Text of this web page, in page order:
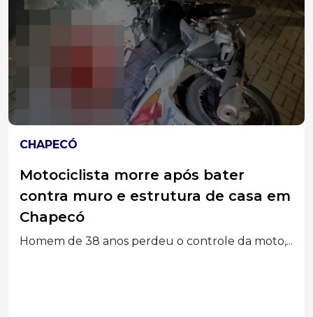
ESTRADAS
Motociclista sofre fratura exposta
após colisão com caminhão na SC-
135, em Tangará
Motociclista fica ferida após colidir com caminhão